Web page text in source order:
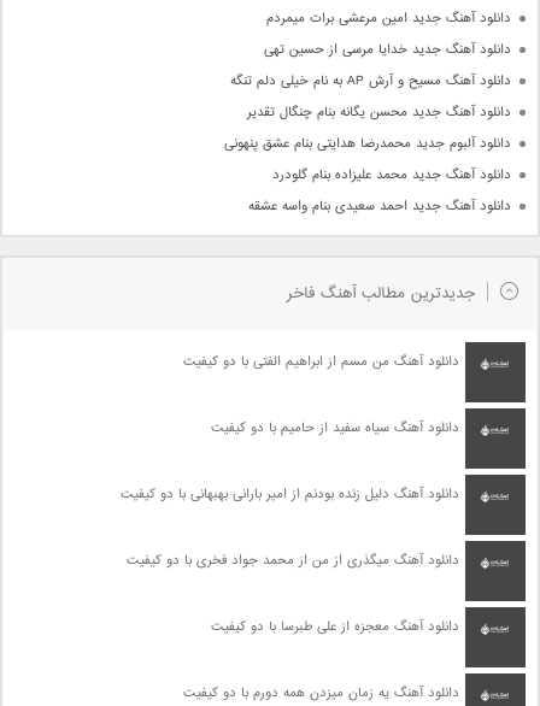
دانلود آهنگ جدید امین مرعشی برات میمردم
دانلود آهنگ جدید خدایا مرسی از حسین تهی
دانلود آهنگ مسیح و آرش AP به نام خیلی دلم تنگه
دانلود آهنگ جدید محسن یگانه بنام چنگال تقدیر
دانلود آلبوم جدید محمدرضا هدایتی بنام عشق پنهونی
دانلود آهنگ جدید محمد علیزاده بنام گلودرد
دانلود آهنگ جدید احمد سعیدی بنام واسه عشقه
جدیدترین مطالب آهنگ فاخر
دانلود آهنگ من مسم از ابراهیم الفتی با دو کیفیت
دانلود آهنگ سیاه سفید از حامیم با دو کیفیت
دانلود آهنگ دلیل زنده بودنم از امیر بارانی بهبهانی با دو کیفیت
دانلود آهنگ میگذری از من از محمد جواد فخری با دو کیفیت
دانلود آهنگ معجزه از علی طبرسا با دو کیفیت
دانلود آهنگ یه زمان میزدن همه دورم با دو کیفیت